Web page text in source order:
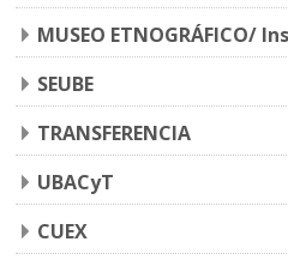
MUSEO ETNOGRÁFICO/
SEUBE
TRANSFERENCIA
UBACyT
CUEX